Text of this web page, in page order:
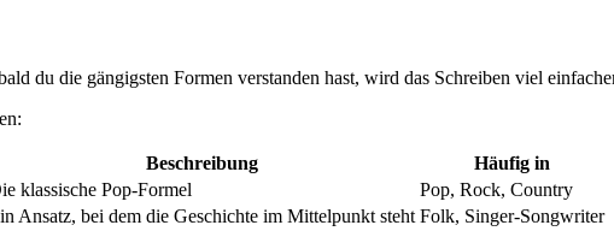
du die gängigsten Formen verstanden hast, wird das Schreiben viel
Beschreibung
Häufig in
klassische Pop-Formel
Pop, Rock, Country
Ansatz, bei dem die Geschichte im Mittelpunkt steht Folk, Singer-Songwriter